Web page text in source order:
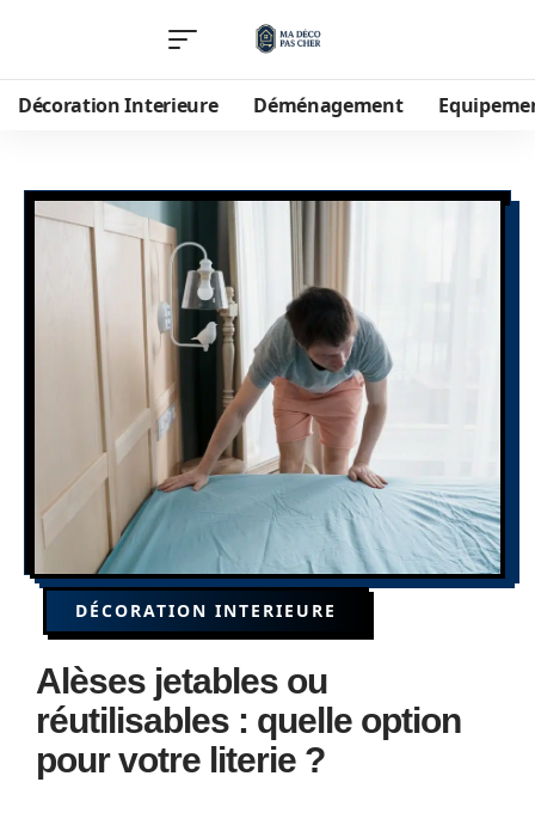
Décoration Interieure Déménagement
DÉCORATION INTERIEURE
Alèses jetables ou
réutilisables : quelle option
pour votre literie ?